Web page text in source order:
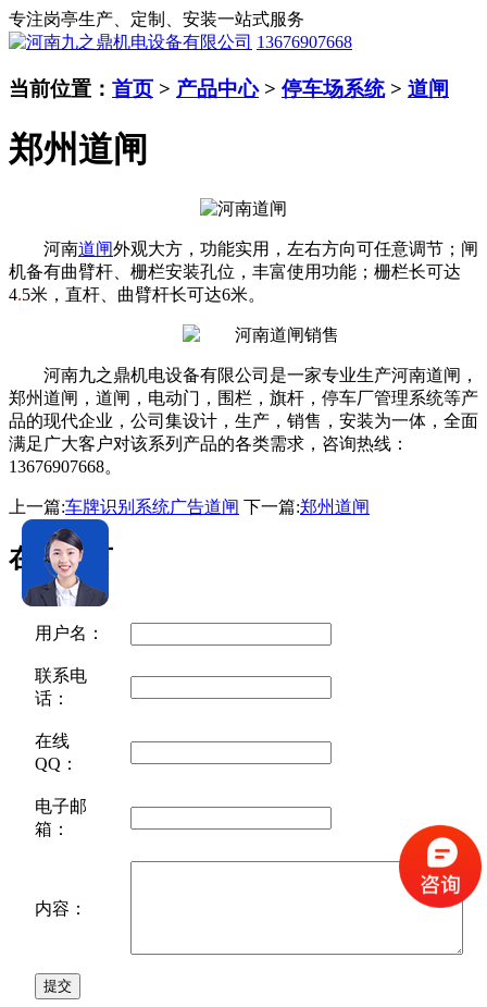
专注岗亭生产、定制、安装一站式服务
13676907668
当前位置： 首页 > 产品中心> 停车场系统> 道闸
郑州道闸
河南道闸外观大方，功能实用，左右方向可任意调节；闸
机备有曲臂杆、栅栏安装孔位，丰富使用功能；栅栏长可达
4.5米，直杆、曲臂杆长可达6米。
河南九之鼎机电设备有限公司是一家专业生产河南道闸，
郑州道闸，道闸，电动门，围栏，旗杆，停车厂管理系统等产
品的现代企业，公司集设计，生产，销售，安装为一体，全面
满足广大客户对该系列产品的各类需求，咨询热线：
13676907668。
上一篇:车牌识别系统广告道闸 下一篇:郑州道闸
在线留言
用户名：
联系电
话：
在线
QQ：
电子邮
箱：
内容：